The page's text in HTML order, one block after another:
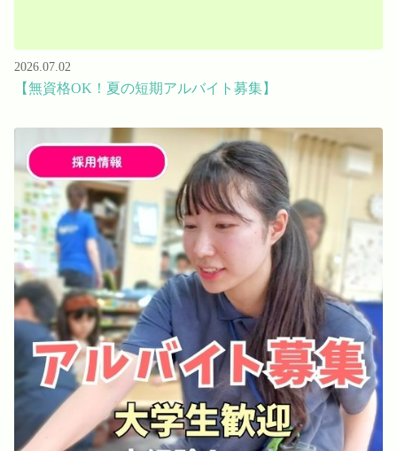
2026.07.02
【無資格OK！夏の短期アルバイト募集】